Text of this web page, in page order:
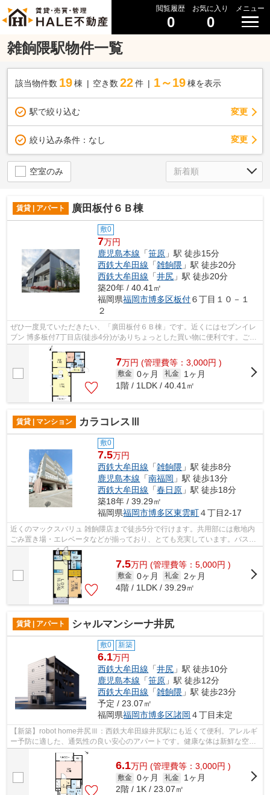
閲覧履歴
0
お気に入り
0
メニュー
雑餉隈駅物件一覧
該当物件数 19棟 空き数 22 件 1～19 棟を表示
駅で絞り込む 変更
絞り込み条件： なし 変更
空室のみ
賃貸 | アパート 廣田板付６Ｂ棟
敷0
7万円
鹿児島本線 「笹原 」駅 徒歩15分
西鉄大牟田線 「雑餉隈 」駅 徒歩20分
西鉄大牟田線 「井尻 」駅 徒歩20分
築20年 / 40.41㎡
福岡県福岡市博多区板付６丁目１０－１
２
ぜひ一度見ていただきたい、「廣田板付６Ｂ棟」です。近くにはセブンイレ
ブン 博多板付7丁目店(徒歩4分)がありちょっとした買い物に便利です。ごみ
捨ての煩わしさを軽減するのが、敷地...
7万円 (管理費等：3,000円 )
敷金 0ヶ月 礼金
1ヶ月
1階 / 1LDK / 40.41㎡
賃貸 | マンション カラコレスⅢ
敷0
7.5万円
西鉄大牟田線 「雑餉隈 」駅 徒歩8分
鹿児島本線 「南福岡 」駅 徒歩13分
西鉄大牟田線 「春日原 」駅 徒歩18分
築18年 / 39.29㎡
福岡県福岡市博多区東雲町４丁目2-17
近くのマックスバリュ 雑餉隈店まで徒歩5分で行けます。共用部には敷地内
ごみ置き場・エレベータなどが揃っており、とても充実しています。バス停
まで徒歩3分以内なので楽に駅まで移動...
7.5万円 (管理費等：5,000円 )
敷金 0ヶ月 礼金
2ヶ月
4階 / 1LDK / 39.29㎡
賃貸 | アパート シャルマンシーナ井尻
敷0 新築
6.1万円
西鉄大牟田線 「井尻 」駅 徒歩10分
鹿児島本線 「笹原 」駅 徒歩12分
西鉄大牟田線 「雑餉隈 」駅 徒歩23分
予定 / 23.07㎡
福岡県福岡市博多区諸岡 ４丁目未定
【新築】robot home井尻Ⅲ：西鉄大牟田線井尻駅にも近くて便利。アレルギ
ー予防に適した、通気性の良い安心のアパートです。健康な体は新鮮な空気
を吸うところから。忙しい朝に遠くまで...
6.1万円 (管理費等：3,000円 )
敷金 0ヶ月 礼金
1ヶ月
2階 / 1K / 23.07㎡